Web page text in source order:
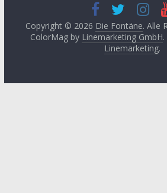
Leitartikel von
Fethullah Gülen
Lyrik
Copyright © 2026 Die Fontäne. Alle
ColorMag by Linemarketing GmbH
Linemarketing.